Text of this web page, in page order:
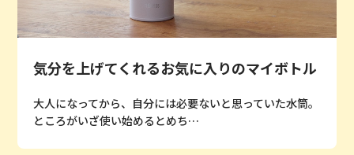
気分を上げてくれるお気に入りのマイボトル
大人になってから、自分には必要ないと思っていた水筒。
ところがいざ使い始めるとめち…